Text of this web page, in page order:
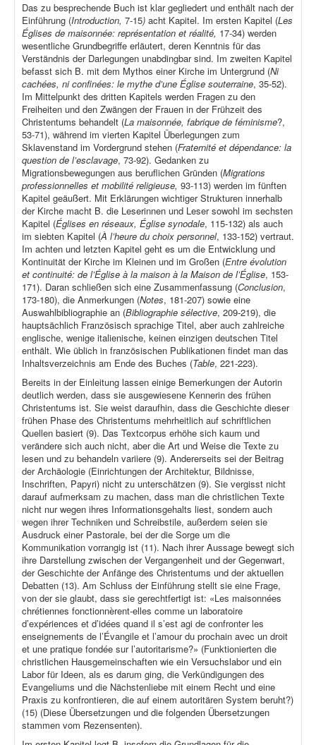
Das zu besprechende Buch ist klar gegliedert und enthält nach der
Einführung (Introduction, 7-15) acht Kapitel. Im ersten Kapitel (Les
Églises de maisonnée: représentation et réalité, 17-34) werden
wesentliche Grundbegriffe erläutert, deren Kenntnis für das
Verständnis der Darlegungen unabdingbar sind. Im zweiten Kapitel
befasst sich B. mit dem Mythos einer Kirche im Untergrund (Ni
cachées, ni confinées: le mythe d’une Église souterraine, 35-52).
Im Mittelpunkt des dritten Kapitels werden Fragen zu den
Freiheiten und den Zwängen der Frauen in der Frühzeit des
Christentums behandelt (La maisonnée, fabrique de féminisme?,
53-71), während im vierten Kapitel Überlegungen zum
Sklavenstand im Vordergrund stehen (Fraternité et dépendance: la
question de l’esclavage, 73-92). Gedanken zu
Migrationsbewegungen aus beruflichen Gründen (Migrations
professionnelles et mobilité religieuse, 93-113) werden im fünften
Kapitel geäußert. Mit Erklärungen wichtiger Strukturen innerhalb
der Kirche macht B. die Leserinnen und Leser sowohl im sechsten
Kapitel (Églises en réseaux, Église synodale, 115-132) als auch
im siebten Kapitel (À l’heure du choix personnel, 133-152) vertraut.
Im achten und letzten Kapitel geht es um die Entwicklung und
Kontinuität der Kirche im Kleinen und im Großen (Entre évolution
et continuité: de l’Église à la maison à la Maison de l’Église, 153-
171). Daran schließen sich eine Zusammenfassung (Conclusion,
173-180), die Anmerkungen (Notes, 181-207) sowie eine
Auswahlbibliographie an (Bibliographie sélective, 209-219), die
hauptsächlich Französisch sprachige Titel, aber auch zahlreiche
englische, wenige italienische, keinen einzigen deutschen Titel
enthält. Wie üblich in französischen Publikationen findet man das
Inhaltsverzeichnis am Ende des Buches (Table, 221-223).
Bereits in der Einleitung lassen einige Bemerkungen der Autorin
deutlich werden, dass sie ausgewiesene Kennerin des frühen
Christentums ist. Sie weist daraufhin, dass die Geschichte dieser
frühen Phase des Christentums mehrheitlich auf schriftlichen
Quellen basiert (9). Das Textcorpus erhöhe sich kaum und
verändere sich auch nicht, aber die Art und Weise die Texte zu
lesen und zu behandeln variiere (9). Andererseits sei der Beitrag
der Archäologie (Einrichtungen der Architektur, Bildnisse,
Inschriften, Papyri) nicht zu unterschätzen (9). Sie vergisst nicht
darauf aufmerksam zu machen, dass man die christlichen Texte
nicht nur wegen ihres Informationsgehalts liest, sondern auch
wegen ihrer Techniken und Schreibstile, außerdem seien sie
Ausdruck einer Pastorale, bei der die Sorge um die
Kommunikation vorrangig ist (11). Nach ihrer Aussage bewegt sich
ihre Darstellung zwischen der Vergangenheit und der Gegenwart,
der Geschichte der Anfänge des Christentums und der aktuellen
Debatten (13). Am Schluss der Einführung stellt sie eine Frage,
von der sie glaubt, dass sie gerechtfertigt ist: «Les maisonnées
chrétiennes fonctionnèrent-elles comme un laboratoire
d’expériences et d’idées quand il s’est agi de confronter les
enseignements de l’Évangile et l’amour du prochain avec un droit
et une pratique fondée sur l’autoritarisme?» (Funktionierten die
christlichen Hausgemeinschaften wie ein Versuchslabor und ein
Labor für Ideen, als es darum ging, die Verkündigungen des
Evangeliums und die Nächstenliebe mit einem Recht und eine
Praxis zu konfrontieren, die auf einem autoritären System beruht?)
(15) (Diese Übersetzungen und die folgenden Übersetzungen
stammen vom Rezensenten).